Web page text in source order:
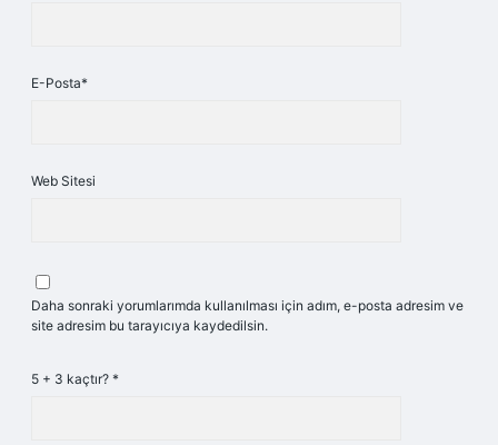
E-Posta*
Web Sitesi
Daha sonraki yorumlarımda kullanılması için adım, e-posta adresim ve
site adresim bu tarayıcıya kaydedilsin.
5 + 3 kaçtır? *